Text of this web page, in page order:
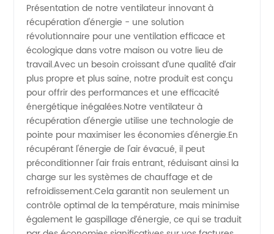
exportateur
de
ventilateurs
à
récupération
d'énergie
en gros
Présentation de notre ventilateur innovant à
récupération d'énergie - une solution
révolutionnaire pour une ventilation efficace et
écologique dans votre maison ou votre lieu de
travail.Avec un besoin croissant d’une qualité d’air
plus propre et plus saine, notre produit est conçu
pour offrir des performances et une efficacité
énergétique inégalées.Notre ventilateur à
récupération d'énergie utilise une technologie de
pointe pour maximiser les économies d'énergie.En
récupérant l'énergie de l'air évacué, il peut
préconditionner l'air frais entrant, réduisant ainsi la
charge sur les systèmes de chauffage et de
refroidissement.Cela garantit non seulement un
contrôle optimal de la température, mais minimise
également le gaspillage d’énergie, ce qui se traduit